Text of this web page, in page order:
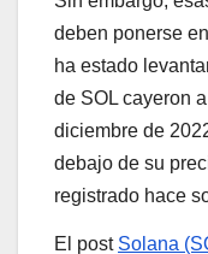
deben ponerse
ha estado
de SOL cayeron
diciembre de
debajo de su
registrado hace
El post Solana